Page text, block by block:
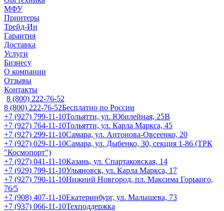
МФУ
Принтеры
Трейд-Ин
Гарантия
Доставка
Услуги
Бизнесу
О компании
Отзывы
Контакты
8 (800) 222-76-52
8 (800) 222-76-52Бесплатно по России
+7 (927) 799-11-10Тольятти, ул. Юбилейная, 25В
+7 (927) 764-11-10Тольятти, ул. Карла Маркса, 45
+7 (927) 299-11-10Самара, ул. Антонова-Овсеенко, 20
+7 (927) 029-11-10Самара, ул. Дыбенко, 30, секция 1-86 (ТРК
"Космопорт")
+7 (927) 041-11-10Казань, ул. Спартаковская, 14
+7 (929) 799-11-10Ульяновск, ул. Карла Маркса, 17
+7 (927) 790-11-10Нижний Новгород, пл. Максима Горького,
76/5
+7 (908) 407-11-10Екатеринбург, ул. Малышева, 73
+7 (937) 066-11-10Техподдержка